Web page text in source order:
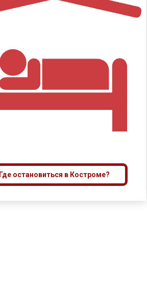
Где остановиться в Костроме?